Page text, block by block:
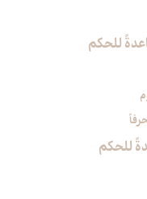
للحكم
للحكم